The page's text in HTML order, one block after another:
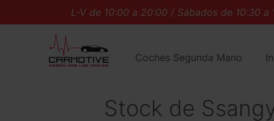
L-V de 10:00 a 20:00 / Sábados de 10:30 a
Coches Segunda Mano
Stock de